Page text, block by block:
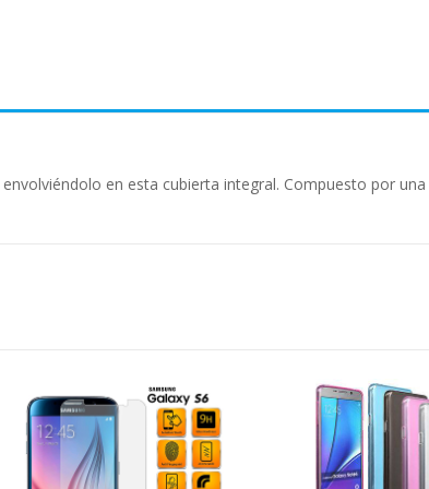
envolviéndolo en esta cubierta integral. Compuesto por